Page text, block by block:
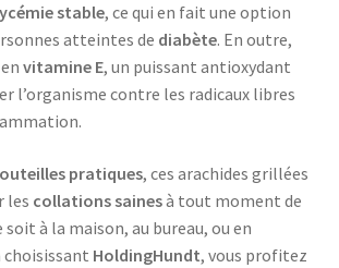
stable, ce qui en fait une option
atteintes de diabète. En outre,
vitamine E, un puissant antioxydant
l’organisme contre les radicaux libres
pratiques, ces arachides grillées
les collations sainesà tout moment de
soit à la maison, au bureau, ou en
choisissant HoldingHundt, vous profitez